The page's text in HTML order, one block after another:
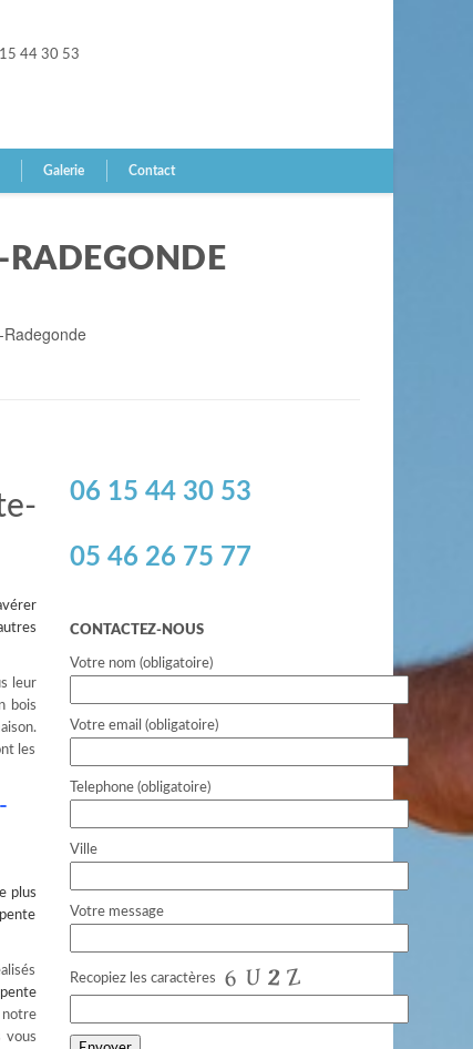
44 30 53
Galerie Contact
RADEGONDE
leur
bois
les
plus
notre
vous
06 15 44 30 53
05 46 26 75 77
CONTACTEZ-NOUS
Votre nom (obligatoire)
Votre email (obligatoire)
Telephone (obligatoire)
Ville
Votre message
Recopiez les caractères